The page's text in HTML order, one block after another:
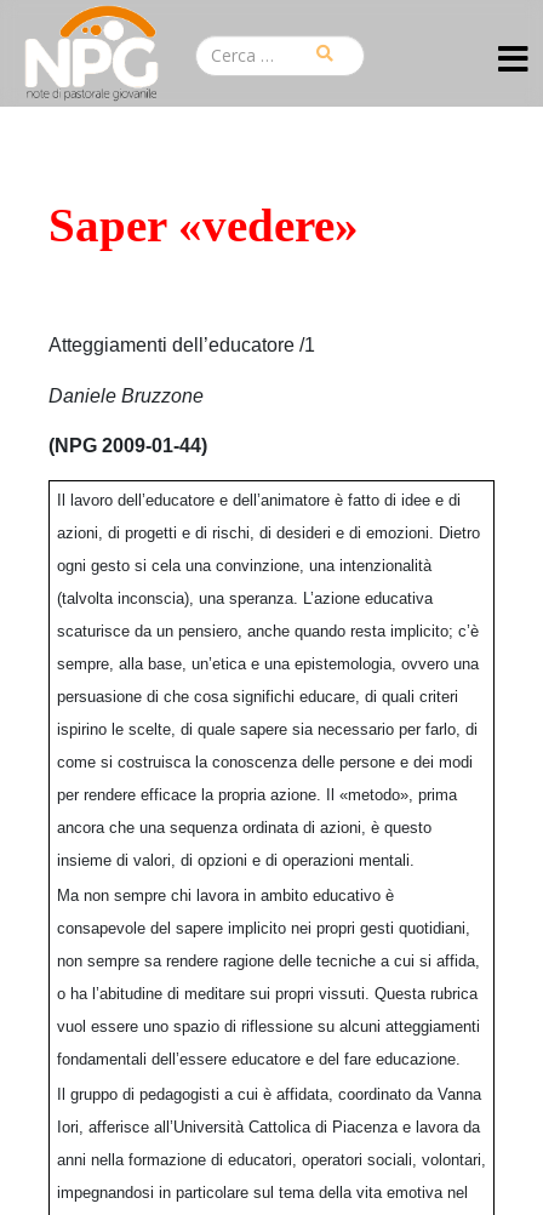
Saper «vedere»
Atteggiamenti dell’educatore /1
Daniele Bruzzone
(NPG 2009-01-44)
Il lavoro dell’educatore e dell’animatore è fatto di idee e di
azioni, di progetti e di rischi, di desideri e di emozioni. Dietro
ogni gesto si cela una convinzione, una intenzionalità
(talvolta inconscia), una speranza. L’azione educativa
scaturisce da un pensiero, anche quando resta implicito; c’è
sempre, alla base, un’etica e una epistemologia, ovvero una
persuasione di che cosa significhi educare, di quali criteri
ispirino le scelte, di quale sapere sia necessario per farlo, di
come si costruisca la conoscenza delle persone e dei modi
per rendere efficace la propria azione. Il «metodo», prima
ancora che una sequenza ordinata di azioni, è questo
insieme di valori, di opzioni e di operazioni mentali.
Ma non sempre chi lavora in ambito educativo è
consapevole del sapere implicito nei propri gesti quotidiani,
non sempre sa rendere ragione delle tecniche a cui si affida,
o ha l’abitudine di meditare sui propri vissuti. Questa rubrica
vuol essere uno spazio di riflessione su alcuni atteggiamenti
fondamentali dell’essere educatore e del fare educazione.
Il gruppo di pedagogisti a cui è affidata, coordinato da Vanna
Iori, afferisce all’Università Cattolica di Piacenza e lavora da
anni nella formazione di educatori, operatori sociali, volontari,
impegnandosi in particolare sul tema della vita emotiva nel